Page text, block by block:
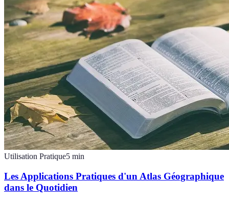
Utilisation Pratique5 min
Les Applications Pratiques d'un Atlas Géographique
dans le Quotidien